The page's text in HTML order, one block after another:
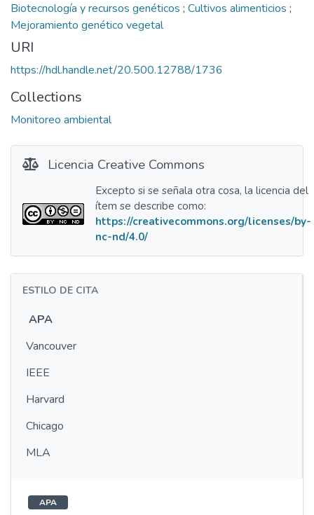
Biotecnología y recursos genéticos ; Cultivos alimenticios ;
Mejoramiento genético vegetal
URI
https://hdl.handle.net/20.500.12788/1736
Collections
Monitoreo ambiental
Licencia Creative Commons
Excepto si se señala otra cosa, la licencia del
ítem se describe como:
https://creativecommons.org/licenses/by-
nc-nd/4.0/
ESTILO DE CITA
APA
Vancouver
IEEE
Harvard
Chicago
MLA
APA